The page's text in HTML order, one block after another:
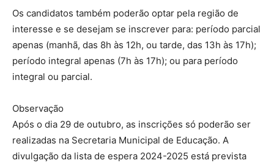
Os candidatos também poderão optar pela região de
interesse e se desejam se inscrever para: período parcial
apenas (manhã, das 8h às 12h, ou tarde, das 13h às 17h);
período integral apenas (7h às 17h); ou para período
integral ou parcial.
Observação
Após o dia 29 de outubro, as inscrições só poderão ser
realizadas na Secretaria Municipal de Educação. A
divulgação da lista de espera 2024-2025 está prevista